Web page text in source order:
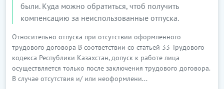
были. Куда можно обратиться, чтоб получить
компенсацию за неиспользованные отпуска.
Относительно отпуска при отсутствии оформленного
трудового договора В соответствии со статьей 33 Трудового
кодекса Республики Казахстан, допуск к работе лица
осуществляется только после заключения трудового договора.
В случае отсутствия и/ или неоформлени...